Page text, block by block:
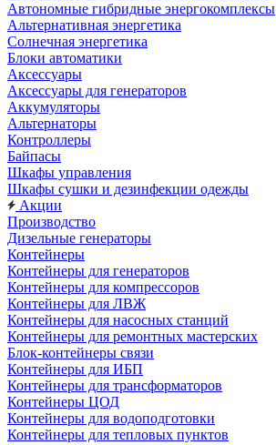
Автономные гибридные энергокомплексы
Альтернативная энергетика
Солнечная энергетика
Блоки автоматики
Аксессуары
Аксессуары для генераторов
Аккумуляторы
Альтернаторы
Контроллеры
Байпасы
Шкафы управления
Шкафы сушки и дезинфекции одежды
Акции
Производство
Дизельные генераторы
Контейнеры
Контейнеры для генераторов
Контейнеры для компрессоров
Контейнеры для ЛВЖ
Контейнеры для насосных станций
Контейнеры для ремонтных мастерских
Блок-контейнеры связи
Контейнеры для ИБП
Контейнеры для трансформаторов
Контейнеры ЦОД
Контейнеры для водоподготовки
Контейнеры для тепловых пунктов